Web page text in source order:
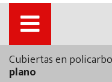
Cubiertas en
plano